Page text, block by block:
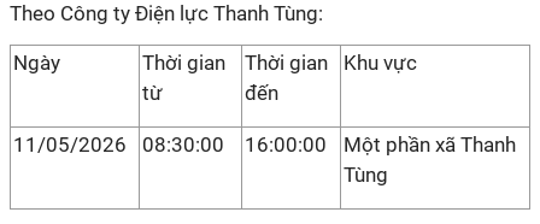
Theo Công ty Điện lực Thanh Tùng:
Ngày
Thời gian
từ
Thời gian
đến
Khu vực
11/05/2026 08:30:00 16:00:00
Một phần xã Thanh
Tùng